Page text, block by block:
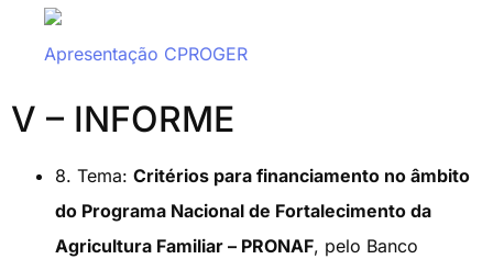
Apresentação CPROGER
V – INFORME
8. Tema: Critérios para financiamento no âmbito
do Programa Nacional de Fortalecimento da
Agricultura Familiar – PRONAF, pelo Banco